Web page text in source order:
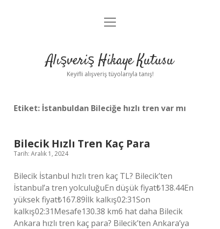
Anasayfa
Yasal Uyarı
menüyü
Alışveriş Hikaye Kutusu
Keyifli alışveriş tüyolarıyla tanış!
Etiket: İstanbuldan Bileciğe hızlı tren var mı
Bilecik Hızlı Tren Kaç Para
Tarih: Aralık 1, 2024
Bilecik İstanbul hızlı tren kaç TL? Bilecik’ten
İstanbul’a tren yolculuğuEn düşük fiyat₺138.44En
yüksek fiyat₺167.89İlk kalkış02:31Son
kalkış02:31Mesafe130.38 km6 hat daha Bilecik
Ankara hızlı tren kaç para? Bilecik’ten Ankara’ya